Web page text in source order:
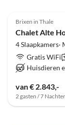
Brixen in Thale
Chalet Alte
4 Slaapkamers·
Gratis WiFi
Huisdieren
van € 2.843,-
2 gasten / 7